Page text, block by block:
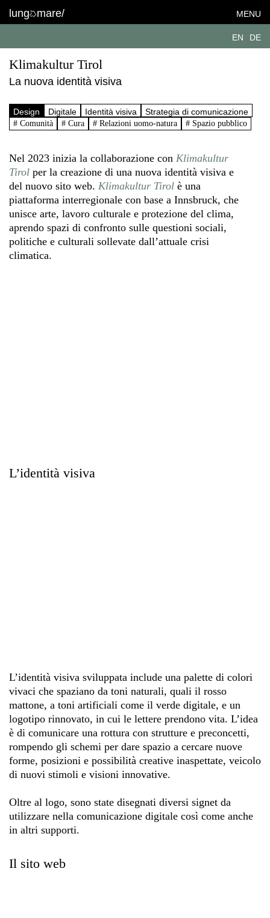
lung mare/ MENU
EN DE
Klimakultur Tirol
La nuova identità visiva
Design Digitale Identità visiva Strategia di comunicazione
# Comunità # Cura # Relazioni uomo-natura # Spazio pubblico
Nel 2023 inizia la collaborazione con Klimakultur
Tirol per la creazione di una nuova identità visiva e
del nuovo sito web. Klimakultur Tirol è una
piattaforma interregionale con base a Innsbruck, che
unisce arte, lavoro culturale e protezione del clima,
aprendo spazi di confronto sulle questioni sociali,
politiche e culturali sollevate dall’attuale crisi
climatica.
L’identità visiva
L’identità visiva sviluppata include una palette di colori
vivaci che spaziano da toni naturali, quali il rosso
mattone, a toni artificiali come il verde digitale, e un
logotipo rinnovato, in cui le lettere prendono vita. L’idea
è di comunicare una rottura con strutture e preconcetti,
rompendo gli schemi per dare spazio a cercare nuove
forme, posizioni e possibilità creative inaspettate, veicolo
di nuovi stimoli e visioni innovative.
Oltre al logo, sono state disegnati diversi signet da
utilizzare nella comunicazione digitale così come anche
in altri supporti.
Il sito web